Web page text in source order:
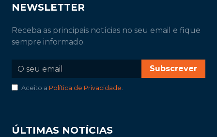
NEWSLETTER
Receba as principais notícias no seu email e fique
sempre informado.
Subscrever
Aceito a Política de Privacidade.
ÚLTIMAS NOTÍCIAS